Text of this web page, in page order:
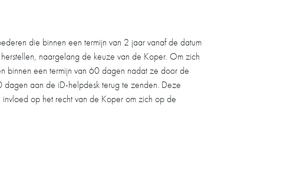
die binnen een termijn van 2 jaar vanaf de datum
naargelang de keuze van de Koper. Om zich
binnen een termijn van 60 dagen nadat ze door de
aan de iD-helpdesk terug te zenden. Deze
op het recht van de Koper om zich op de